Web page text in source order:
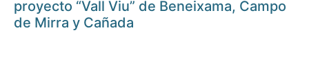
proyecto “Vall Viu” de Beneixama, Campo
de Mirra y Cañada